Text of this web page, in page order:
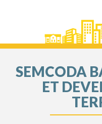
SEMCODA
ET